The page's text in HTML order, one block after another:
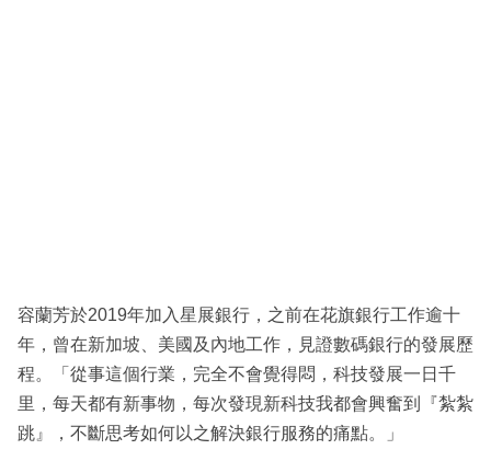
容蘭芳於2019年加入星展銀行，之前在花旗銀行工作逾十
年，曾在新加坡、美國及內地工作，見證數碼銀行的發展歷
程。「從事這個行業，完全不會覺得悶，科技發展一日千
里，每天都有新事物，每次發現新科技我都會興奮到『紮紮
跳』，不斷思考如何以之解決銀行服務的痛點。」